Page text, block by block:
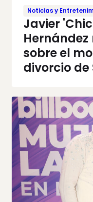
Noticias y
Javier
sobre el
divorcio de